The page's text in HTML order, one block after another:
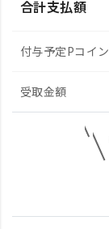
合計支払額
付与予定Pコイン
受取金額